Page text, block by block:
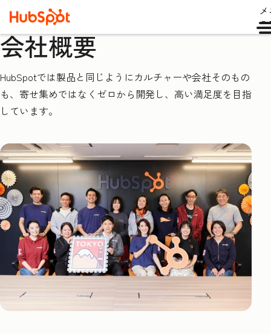
会社概要
HubSpotでは製品と同じようにカルチャーや会社そのもの
も、寄せ集めではなくゼロから開発し、高い満足度を目指
しています。